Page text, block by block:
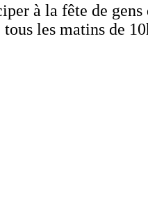
à la fête de gens
les matins de